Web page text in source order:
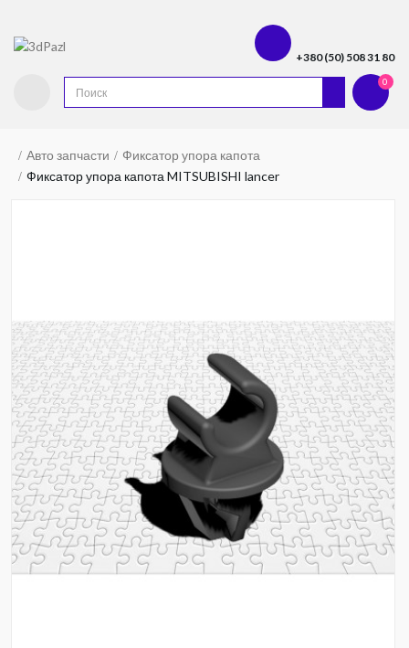
+380 (50) 508 31 80
0
Авто запчасти
Фиксатор упора капота
Фиксатор упора капота MITSUBISHI lancer